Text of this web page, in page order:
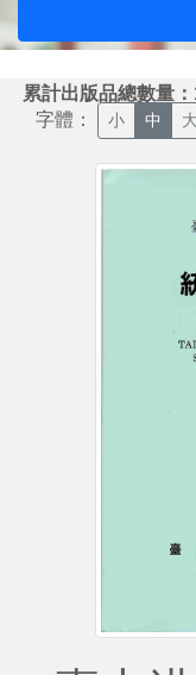
累計出版品總數量
字體： 小 中 大